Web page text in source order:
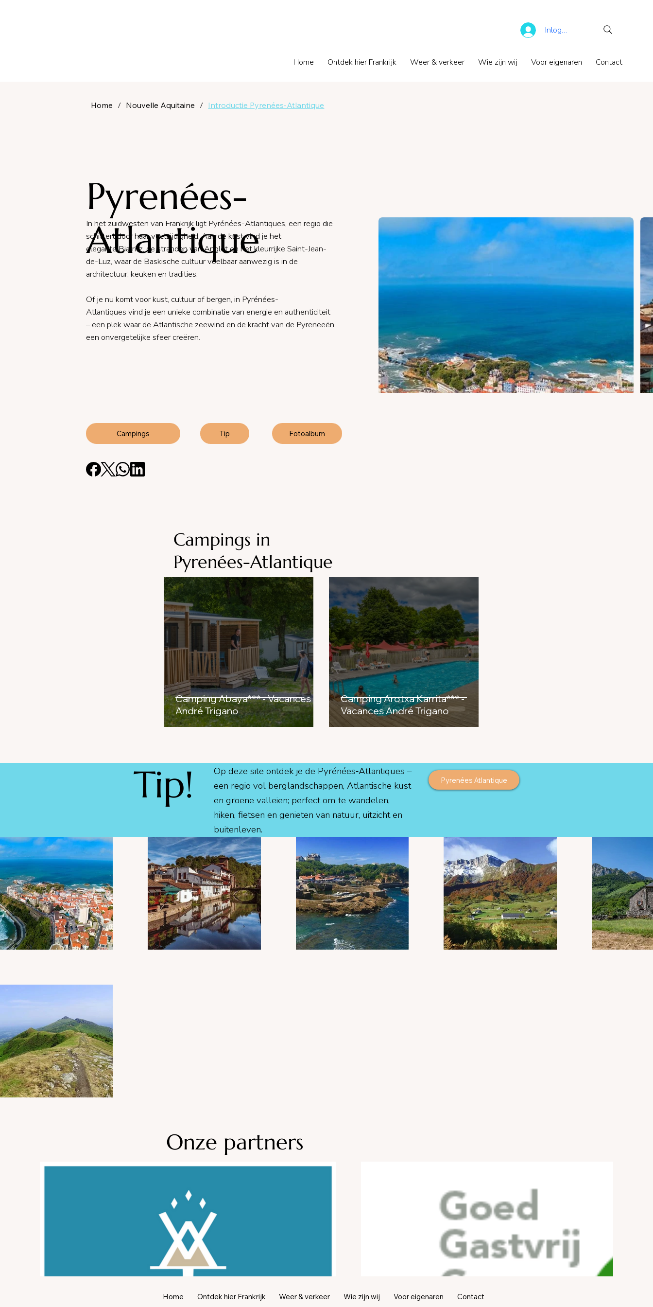
Home Ontdek hier Frankrijk Weer & verkeer Wie zijn wij Voor eigenaren Contact
Inloggen
Home / Nouvelle Aquitaine / Introductie Pyrenées-Atlantique
Pyrenées-
Atlantique
In het zuidwesten van Frankrijk ligt Pyrénées-Atlantiques, een regio die
schittert door haar veelzijdigheid. Aan de kust vind je het
elegante Biarritz, de stranden van Anglet en het kleurrijke Saint-Jean-
de-Luz, waar de Baskische cultuur voelbaar aanwezig is in de
architectuur, keuken en tradities.
Of je nu komt voor kust, cultuur of bergen, in Pyrénées-
Atlantiques vind je een unieke combinatie van energie en authenticiteit
– een plek waar de Atlantische zeewind en de kracht van de Pyreneeën
een onvergetelijke sfeer creëren.
Campings Tip Fotoalbum
Camping Abaya*** - Vacances
André Trigano
Camping Arotxa Karrita*** -
Vacances André Trigano
Campings in
Pyrenées-Atlantique
Tip!
Op deze site ontdek je de Pyrénées‑Atlantiques –
een regio vol berglandschappen, Atlantische kust
en groene valleien; perfect om te wandelen,
hiken, fietsen en genieten van natuur, uitzicht en
buitenleven.
Pyrenées Atlantique
Onze partners
Home Ontdek hier Frankrijk Weer & verkeer Wie zijn wij Voor eigenaren Contact